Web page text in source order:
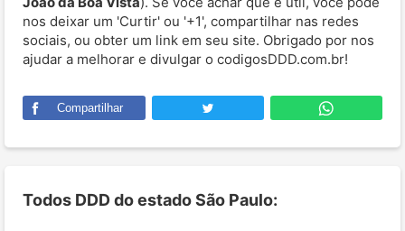
nos deixar um 'Curtir' ou '+1', compartilhar nas redes
sociais, ou obter um link em seu site. Obrigado por nos
ajudar a melhorar e divulgar o codigosDDD.com.br!
Compartilhar
Todos DDD do estado São Paulo: